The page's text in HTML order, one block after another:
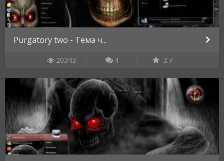
Purgatory two - Тема ч...
20343 4 3.7